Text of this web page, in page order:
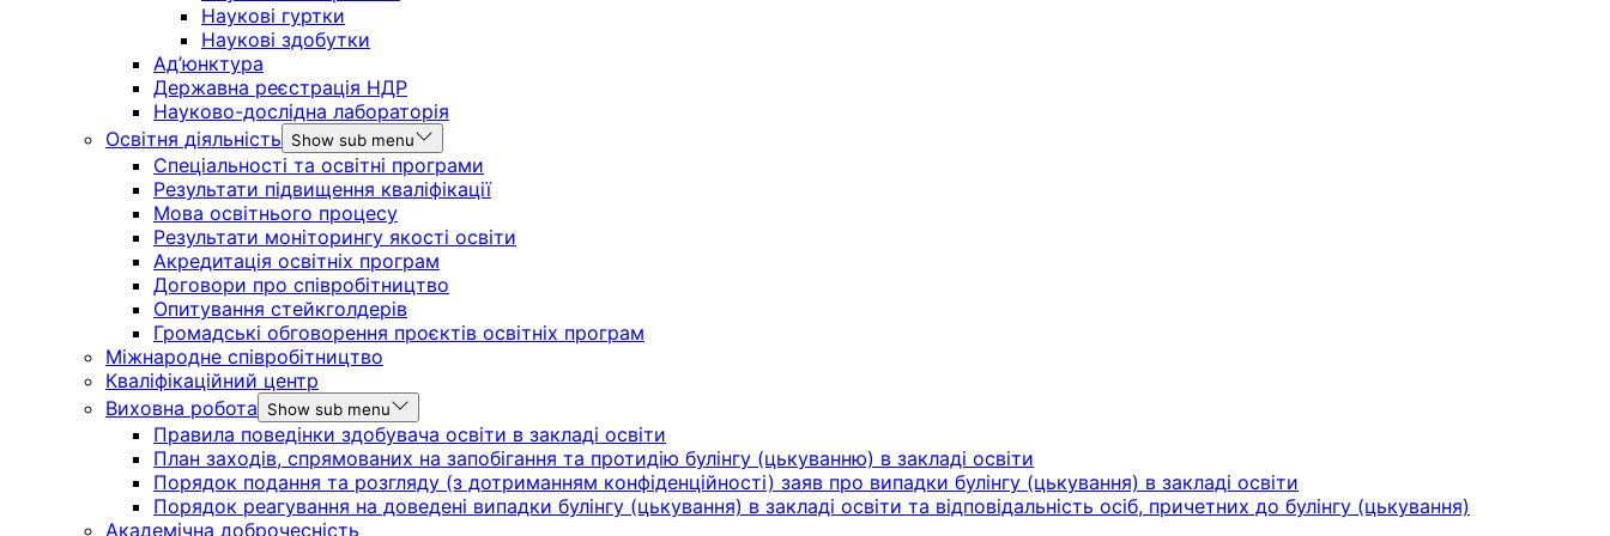
Наукові гуртки
Наукові здобутки
Ад’юнктура
Державна реєстрація НДР
Науково-дослідна лабораторія
Освітня діяльність
Show sub menu
Спеціальності та освітні програми
Результати підвищення кваліфікації
Мова освітнього процесу
Результати моніторингу якості освіти
Акредитація освітніх програм
Договори про співробітництво
Опитування стейкголдерів
Громадські обговорення проєктів освітніх програм
Міжнародне співробітництво
Кваліфікаційний центр
Виховна робота
Show sub menu
Правила поведінки здобувача освіти в закладі освіти
План заходів, спрямованих на запобігання та протидію булінгу (цькуванню) в закладі освіти
Порядок подання та розгляду (з дотриманням конфіденційності) заяв про випадки булінгу (цькування) в закладі освіти
Порядок реагування на доведені випадки булінгу (цькування) в закладі освіти та відповідальність осіб, причетних до булінгу (цькування)
Академічна доброчесність